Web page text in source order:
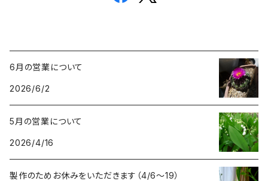
6月の営業について
2026/6/2
5月の営業について
2026/4/16
製作のためお休みをいただきます（4/6〜19）